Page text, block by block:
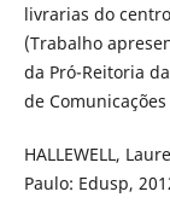
livrarias do
(Trabalho
da Pró-Reitoria
de Comunicações
HALLEWELL,
Paulo: Edusp,